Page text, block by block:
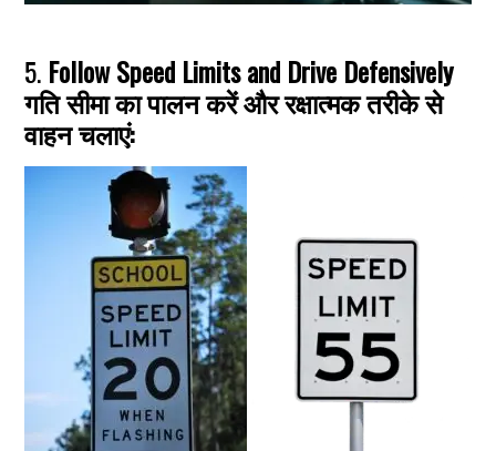
5. Follow Speed Limits and Drive Defensively
गति सीमा का पालन करें और रक्षात्मक तरीके से
वाहन चलाएं: